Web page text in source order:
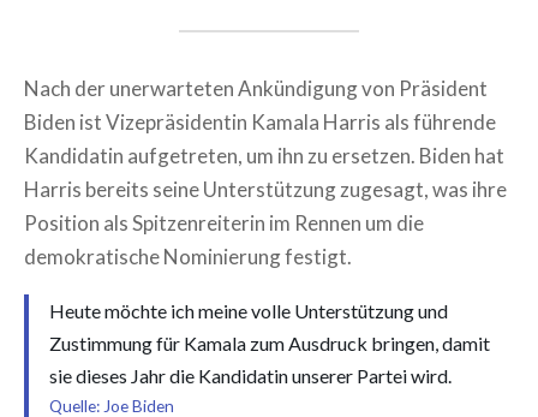
Nach der unerwarteten Ankündigung von Präsident
Biden ist Vizepräsidentin Kamala Harris als führende
Kandidatin aufgetreten, um ihn zu ersetzen. Biden hat
Harris bereits seine Unterstützung zugesagt, was ihre
Position als Spitzenreiterin im Rennen um die
demokratische Nominierung festigt.
Heute möchte ich meine volle Unterstützung und
Zustimmung für Kamala zum Ausdruck bringen, damit
sie dieses Jahr die Kandidatin unserer Partei wird.
Quelle: Joe Biden